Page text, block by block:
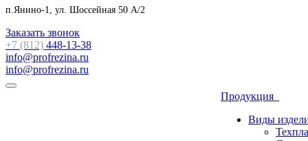
п.Янино-1, ул. Шоссейная 50 А/2
Заказать звонок
+7 (812) 448-13-38
info@profrezina.ru
info@profrezina.ru
Продукция
Виды